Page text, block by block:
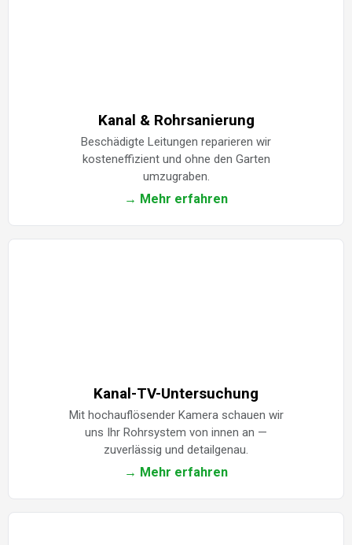
Kanal & Rohrsanierung
Beschädigte Leitungen reparieren wir
kosteneffizient und ohne den Garten
umzugraben.
→ Mehr erfahren
Kanal-TV-Untersuchung
Mit hochauflösender Kamera schauen wir
uns Ihr Rohrsystem von innen an —
zuverlässig und detailgenau.
→ Mehr erfahren